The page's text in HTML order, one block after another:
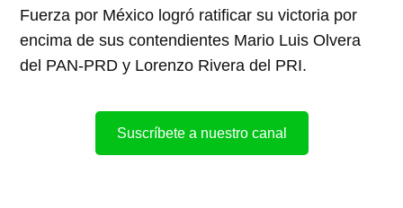
Fuerza por México logró ratificar su victoria por
encima de sus contendientes Mario Luis Olvera
del PAN-PRD y Lorenzo Rivera del PRI.
Suscríbete a nuestro canal